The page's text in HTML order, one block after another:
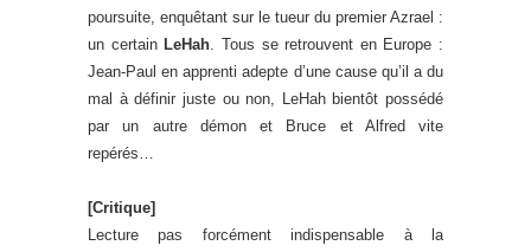
poursuite, enquêtant sur le tueur du premier Azrael :
un certain LeHah. Tous se retrouvent en Europe :
Jean-Paul en apprenti adepte d’une cause qu’il a du
mal à définir juste ou non, LeHah bientôt possédé
par un autre démon et Bruce et Alfred vite
repérés…
[Critique]
Lecture pas forcément indispensable à la